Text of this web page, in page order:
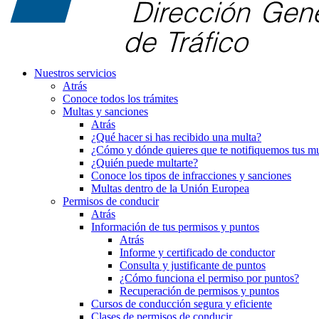
Nuestros servicios
Atrás
Conoce todos los trámites
Multas y sanciones
Atrás
¿Qué hacer si has recibido una multa?
¿Cómo y dónde quieres que te notifiquemos tus
¿Quién puede multarte?
Conoce los tipos de infracciones y sanciones
Multas dentro de la Unión Europea
Permisos de conducir
Atrás
Información de tus permisos y puntos
Atrás
Informe y certificado de conductor
Consulta y justificante de puntos
¿Cómo funciona el permiso por puntos?
Recuperación de permisos y puntos
Cursos de conducción segura y eficiente